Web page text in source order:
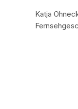
Katja